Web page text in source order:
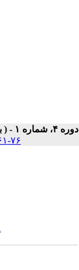
دوره ۴، شماره ۱ - ( بهار ۱۴۰۲ )
۷۶-۶۱